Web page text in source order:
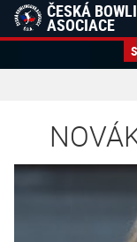
ČESKÁ
ASOCIACE